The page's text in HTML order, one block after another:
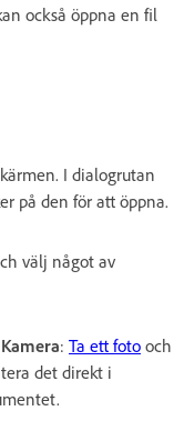
också öppna en fil
I dialogrutan
på den för att öppna.
välj något av
Kamera: Ta ett foto och
det direkt i